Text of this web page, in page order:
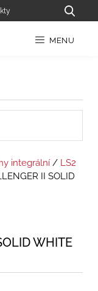
MENU
integrální / LS2
II SOLID
WHITE